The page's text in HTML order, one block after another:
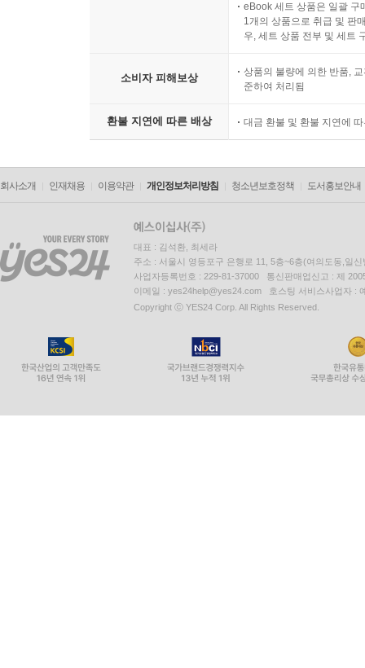
eBook 세트 상품은 일괄 구
1개의 상품으로 취급 및 판
우, 세트 상품 전부 및 세트
소비자 피해보상
상품의 불량에 의한 반품,
준하여 처리됨
환불 지연에 따른 배상 대금 환불 및 환불 지연에
회사소개 인재채용 이용약관 개인정보처리방침 청소년보호정책 도서홍보안내
대표 : 김석환, 최세라
주소 : 서울시 영등포구 은행로 11, 5층~6층(여의도동,일신
사업자등록번호 : 229-81-37000 통신판매업신고 : 제
이메일 : yes24help@yes24.com 호스팅 서비스사업자 :
Copyright ⓒ YES24 Corp. All Rights Reserved.